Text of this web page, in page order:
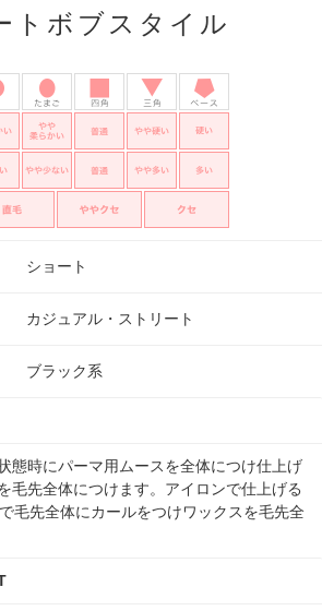
トボブスタイル
ショート
カジュアル・ストリート
ブラック系
態時にパーマ用ムースを全体につけ仕上げ
毛先全体につけます。アイロンで仕上げる
毛先全体にカールをつけワックスを毛先全